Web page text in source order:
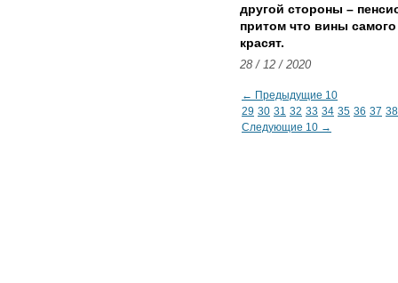
другой стороны –
притом что вины
красят.
28 / 12 / 2020
← Предыдущие 10
29 30 31 32 33 34 35 36 37 38
Следующие 10 →